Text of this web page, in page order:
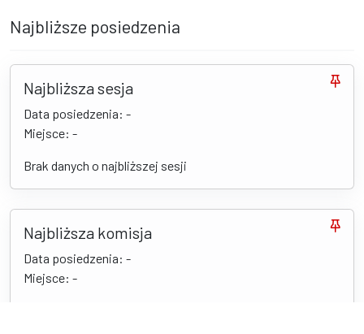
Najbliższe posiedzenia
Najbliższa sesja
Data posiedzenia: -
Miejsce: -
Brak danych o najbliższej sesji
Najbliższa komisja
Data posiedzenia: -
Miejsce: -